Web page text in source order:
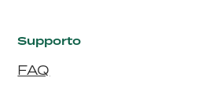
Supporto
FAQ